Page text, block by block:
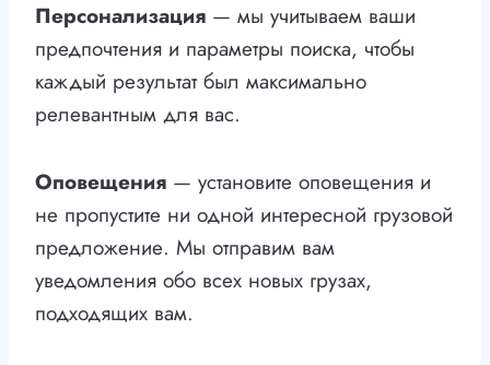
Персонализация — мы учитываем ваши
предпочтения и параметры поиска, чтобы
каждый результат был максимально
релевантным для вас.
Оповещения — установите оповещения и
не пропустите ни одной интересной грузовой
предложение. Мы отправим вам
уведомления обо всех новых грузах,
подходящих вам.